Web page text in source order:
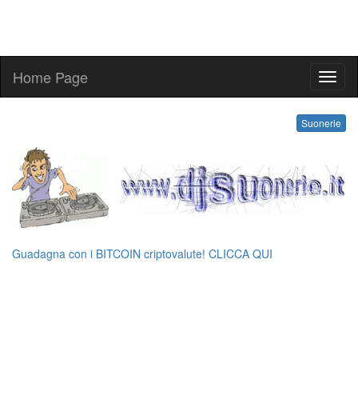
Home Page
Suonerie
Guadagna con i BITCOIN criptovalute! CLICCA QUI